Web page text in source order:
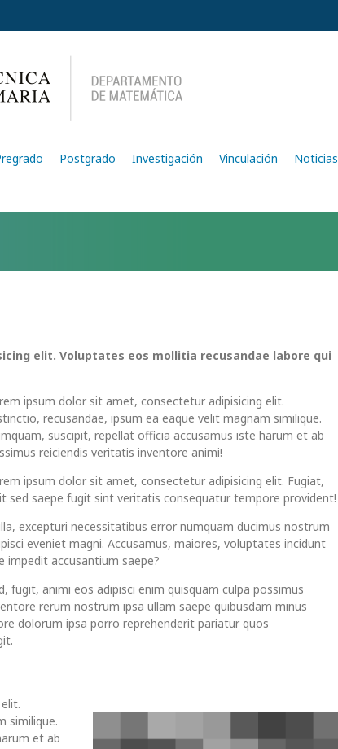
Postgrado Investigación Vinculación Noticias
elit. Voluptates eos mollitia recusandae labore qui
ipsum dolor sit amet, consectetur adipisicing elit.
recusandae, ipsum ea eaque velit magnam similique.
suscipit, repellat officia accusamus iste harum et ab
reiciendis veritatis inventore animi!
ipsum dolor sit amet, consectetur adipisicing elit. Fugiat,
sed saepe fugit sint veritatis consequatur tempore provident!
excepturi necessitatibus error numquam ducimus nostrum
eveniet magni. Accusamus, maiores, voluptates incidunt
impedit accusantium saepe?
fugit, animi eos adipisci enim quisquam culpa possimus
rerum nostrum ipsa ullam saepe quibusdam minus
dolorum ipsa porro reprehenderit pariatur quos
similique.
et ab